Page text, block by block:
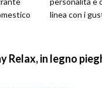
linea con i
Relax, in legno